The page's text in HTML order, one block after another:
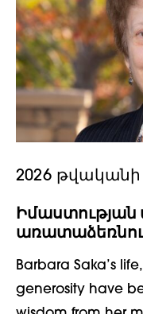
2026 թվականի
Իմաստության
Barbara Saka’s
generosity have